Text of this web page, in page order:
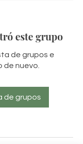
este grupo
de grupos e
nuevo.
de grupos